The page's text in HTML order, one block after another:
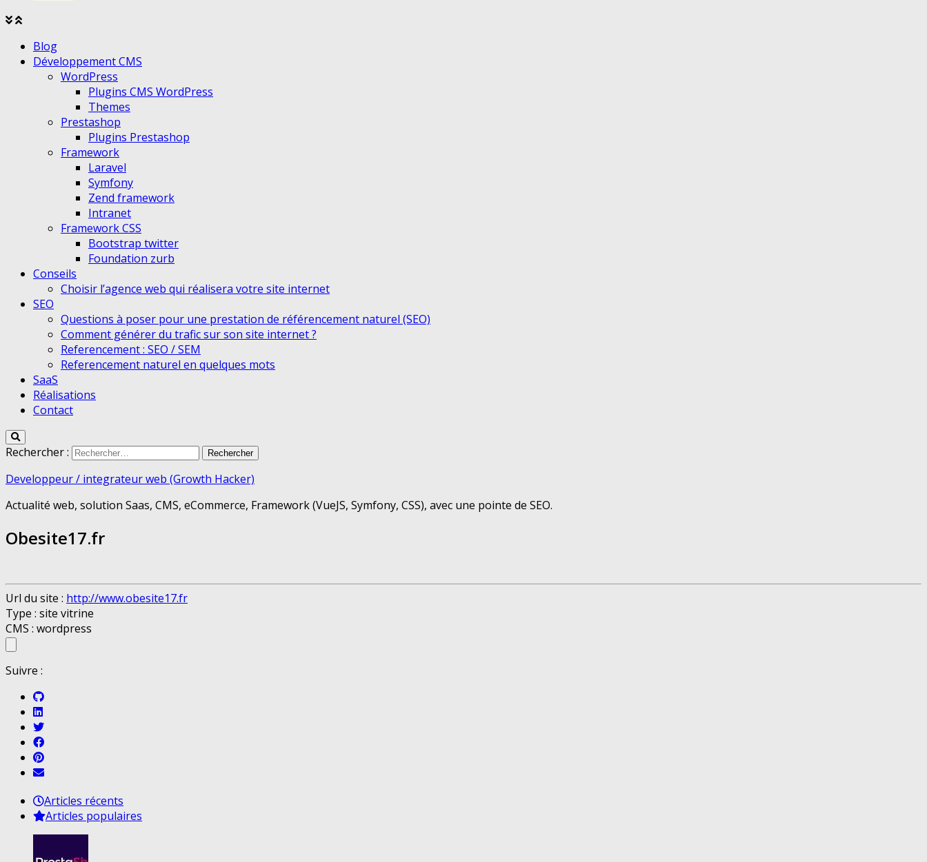
Agrandir
menu
Réduire
menu
Blog
Développement CMS
WordPress
Plugins CMS WordPress
Themes
Prestashop
Plugins Prestashop
Framework
Laravel
Symfony
Zend framework
Intranet
Framework CSS
Bootstrap twitter
Foundation zurb
Conseils
Choisir l’agence web qui réalisera votre site internet
SEO
Questions à poser pour une prestation de référencement naturel (SEO)
Comment générer du trafic sur son site internet ?
Referencement : SEO / SEM
Referencement naturel en quelques mots
SaaS
Réalisations
Contact
Rechercher :
Developpeur / integrateur web (Growth Hacker)
Actualité web, solution Saas, CMS, eCommerce, Framework (VueJS, Symfony, CSS), avec une pointe de SEO.
Obesite17.fr
Url du site : http://www.obesite17.fr
Type : site vitrine
CMS : wordpress
Suivre :
Articles récents
Articles populaires